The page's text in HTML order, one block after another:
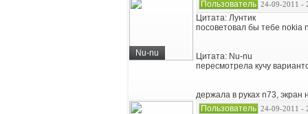
Nu-nu
Пользователь 24-09-2011 -
Цитата: Лунтик
посоветовал бы тебе nokia
Цитата: Nu-nu
пересмотрела кучу
держала в руках n73, экран
Пользователь 24-09-2011 -